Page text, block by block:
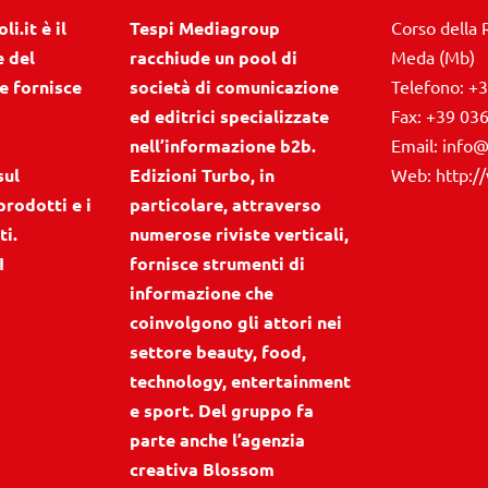
è il
del
fornisce
e i
Tespi Mediagroup
racchiude un pool di
società di comunicazione
ed editrici specializzate
nell’informazione b2b.
Edizioni Turbo, in
particolare, attraverso
numerose riviste verticali,
fornisce strumenti di
informazione che
coinvolgono gli attori nei
settore beauty, food,
technology, entertainment
e sport. Del gruppo fa
parte anche l’agenzia
creativa Blossom
Corso della
Meda (Mb)
Telefono:
Fax: +39
Email:
Web: http://